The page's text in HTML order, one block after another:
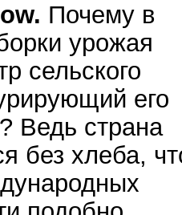
Почему в
урожая
сельского
его
Ведь страна
без хлеба,